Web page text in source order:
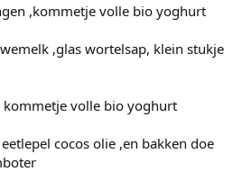
,kommetje volle bio yoghurt
,glas wortelsap, klein stukje
volle bio yoghurt
cocos olie ,en bakken doe